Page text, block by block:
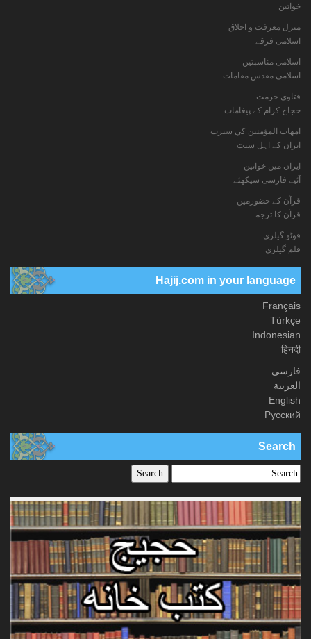
خواتين
منزل معرفت و اخلاق
اسلامی فرقے
اسلامی مناسبتیں
اسلامی مقدس مقامات
فتاوي حرمت
حجاج کرام کے پیغامات
امهات المؤمنين كي سيرت
ایران کے اہل سنت
ایران میں خواتین
آئیے فارسی سیکھئے
قرآن کے حضورمیں
قرآن کا ترجمہ
فوٹو گيلری
فلم گیلری
Hajij.com in your language
Français
Türkçe
Indonesian
हिनदी
فارسی
العربیة
English
Русский
Search